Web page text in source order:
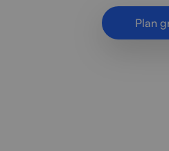
Plan